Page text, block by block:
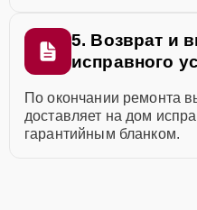
5. Возврат и
исправного
По окончании ремонта
доставляет на дом
гарантийным бланком.